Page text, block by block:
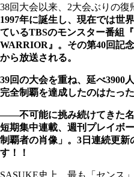
38回大会以来、2大会ぶりの復
1997年に誕生し、現在では世
ているTBSのモンスター番組
WARRIOR』。その第40回記
から放送される。
39回の大会を重ね、延べ3900
完全制覇を達成したのはたった
――不可能に挑み続けてきた
短期集中連載、週刊プレイボ
制覇者の肖像」。3日連続更
す！！
SASUKE史上、最も「センス